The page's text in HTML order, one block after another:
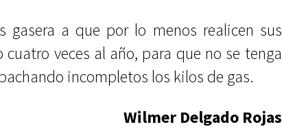
gasera a que por lo menos realicen sus
veces al año, para que no se tenga
incompletos los kilos de gas.
Wilmer Delgado Rojas